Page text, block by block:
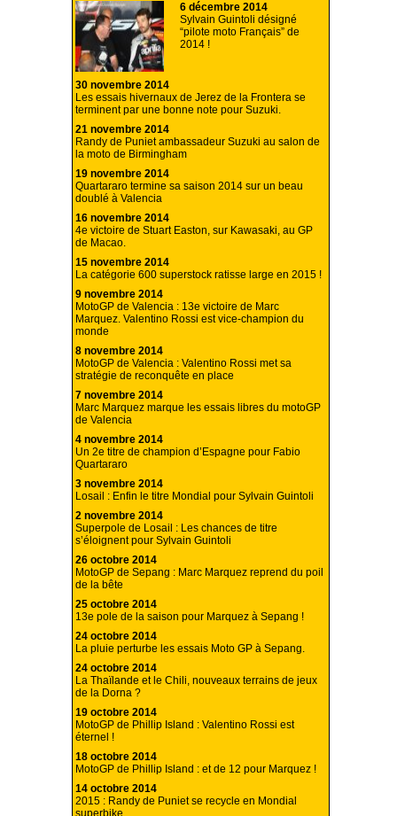
6 décembre 2014
Sylvain Guintoli désigné
“pilote moto Français” de
2014 !
30 novembre 2014
Les essais hivernaux de Jerez de la Frontera se
terminent par une bonne note pour Suzuki.
21 novembre 2014
Randy de Puniet ambassadeur Suzuki au salon de
la moto de Birmingham
19 novembre 2014
Quartararo termine sa saison 2014 sur un beau
doublé à Valencia
16 novembre 2014
4e victoire de Stuart Easton, sur Kawasaki, au GP
de Macao.
15 novembre 2014
La catégorie 600 superstock ratisse large en 2015 !
9 novembre 2014
MotoGP de Valencia : 13e victoire de Marc
Marquez. Valentino Rossi est vice-champion du
monde
8 novembre 2014
MotoGP de Valencia : Valentino Rossi met sa
stratégie de reconquête en place
7 novembre 2014
Marc Marquez marque les essais libres du motoGP
de Valencia
4 novembre 2014
Un 2e titre de champion d’Espagne pour Fabio
Quartararo
3 novembre 2014
Losail : Enfin le titre Mondial pour Sylvain Guintoli
2 novembre 2014
Superpole de Losail : Les chances de titre
s’éloignent pour Sylvain Guintoli
26 octobre 2014
MotoGP de Sepang : Marc Marquez reprend du poil
de la bête
25 octobre 2014
13e pole de la saison pour Marquez à Sepang !
24 octobre 2014
La pluie perturbe les essais Moto GP à Sepang.
24 octobre 2014
La Thaïlande et le Chili, nouveaux terrains de jeux
de la Dorna ?
19 octobre 2014
MotoGP de Phillip Island : Valentino Rossi est
éternel !
18 octobre 2014
MotoGP de Phillip Island : et de 12 pour Marquez !
14 octobre 2014
2015 : Randy de Puniet se recycle en Mondial
superbike